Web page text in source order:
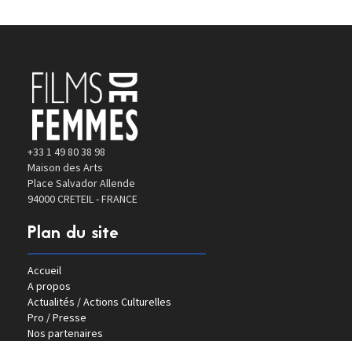
+33 1 49 80 38 98
Maison des Arts
Place Salvador Allende
94000 CRETEIL - FRANCE
Plan du site
Accueil
A propos
Actualités / Actions Culturelles
Pro / Presse
Nos partenaires